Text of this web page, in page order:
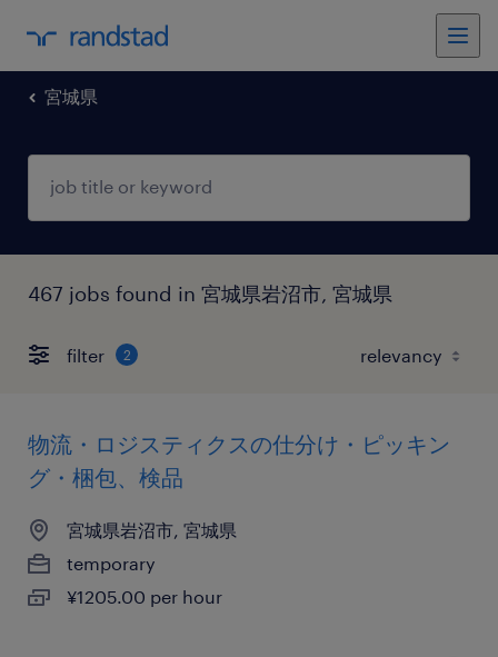
宮城県
467 jobs found in 宮城県岩沼市, 宮城県
filter 2
物流・ロジスティクスの仕分け・ピッキン
グ・梱包、検品
宮城県岩沼市, 宮城県
temporary
¥1205.00 per hour